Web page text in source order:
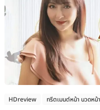
HDreview ทรีตเมนต์หน้า นวดหน้า